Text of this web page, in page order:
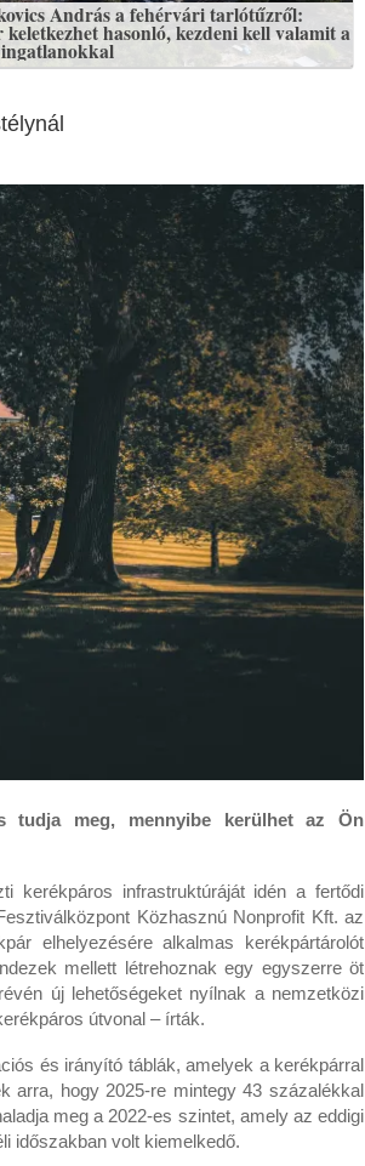
András a fehérvári tarlótűzről:
hasonló, kezdeni kell valamit a
tudja meg, mennyibe kerülhet az Ön
kerékpáros infrastruktúráját idén a fertődi
Közhasznú Nonprofit Kft. az
elhelyezésére alkalmas kerékpártárolót
mellett létrehoznak egy egyszerre öt
új lehetőségeket nyílnak a nemzetközi
útvonal – írták.
és irányító táblák, amelyek a kerékpárral
arra, hogy 2025-re mintegy 43 százalékkal
meg a 2022-es szintet, amely az eddigi
időszakban volt kiemelkedő.